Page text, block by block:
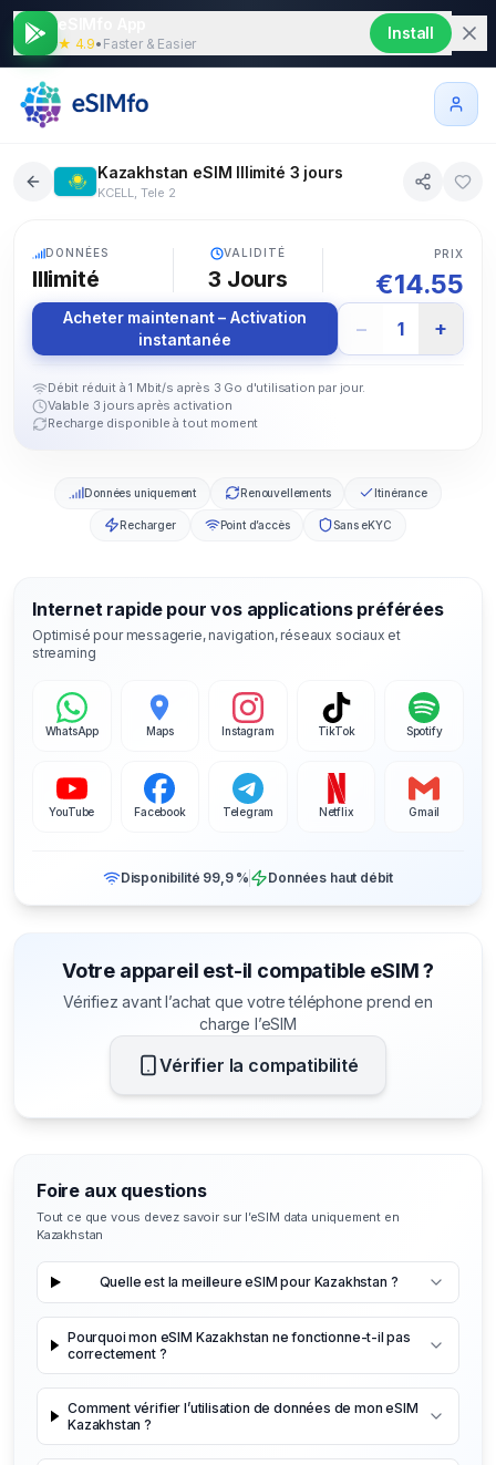
★ 4.9• Faster & Easier
Install
Kazakhstan eSIM Illimité 3 jours
KCELL, Tele 2
DONNÉES
Illimité
VALIDITÉ
3 Jours
PRIX
€14.55
Acheter maintenant – Activation
instantanée
− 1 +
Débit réduit à 1 Mbit/s après 3 Go d'utilisation par jour.
Valable 3 jours après activation
Recharge disponible à tout moment
Données uniquement Renouvellements Itinérance
Recharger Point d’accès Sans eKYC
Internet rapide pour vos applications préférées
Optimisé pour messagerie, navigation, réseaux sociaux et
streaming
WhatsApp Maps Instagram TikTok Spotify
YouTube Facebook Telegram Netflix Gmail
Disponibilité 99,9 % Données haut débit
Votre appareil est-il compatible eSIM ?
Vérifiez avant l’achat que votre téléphone prend en
charge l’eSIM
Vérifier la compatibilité
Foire aux questions
Tout ce que vous devez savoir sur l’eSIM data uniquement en
Kazakhstan
Quelle est la meilleure eSIM pour Kazakhstan ?
Pourquoi mon eSIM Kazakhstan ne fonctionne-t-il pas
correctement ?
Comment vérifier l’utilisation de données de mon eSIM
Kazakhstan ?